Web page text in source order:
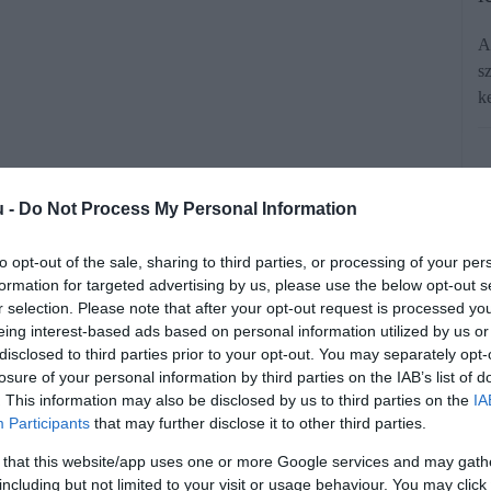
- Do Not Process My Personal Information
opt-out of the sale, sharing to third parties, or processing of your
for targeted advertising by us, please use the below opt-out
selection. Please note that after your opt-out request is processed
interest-based ads based on personal information utilized by us
to third parties prior to your opt-out. You may separately
of your personal information by third parties on the IAB’s list of
This information may also be disclosed by us to third parties on the
Participants that may further disclose it to other third parties.
that this website/app uses one or more Google services and may
but not limited to your visit or usage behaviour. You may
fejlesztette ki a népszerű
Most a széles tömegeknek is
készételként.
forrásként a Google Keresőben!